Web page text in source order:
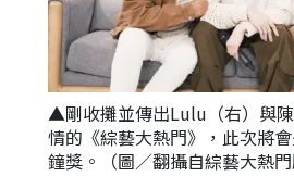
▲剛收攤並傳出Lulu（右）與
情的《綜藝大熱門》，此次將
鐘獎。（圖／翻攝自綜藝大熱門